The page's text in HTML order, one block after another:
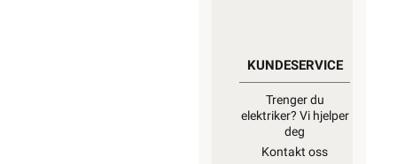
KUNDESERVICE
Trenger du
elektriker? Vi hjelper
deg
Kontakt oss